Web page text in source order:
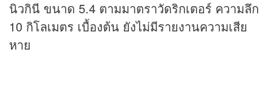
นิวกินี ขนาด 5.4 ตามมาตราวัดริกเตอร์ ความลึก
10 กิโลเมตร เบื้องต้น ยังไม่มีรายงานความเสีย
หาย